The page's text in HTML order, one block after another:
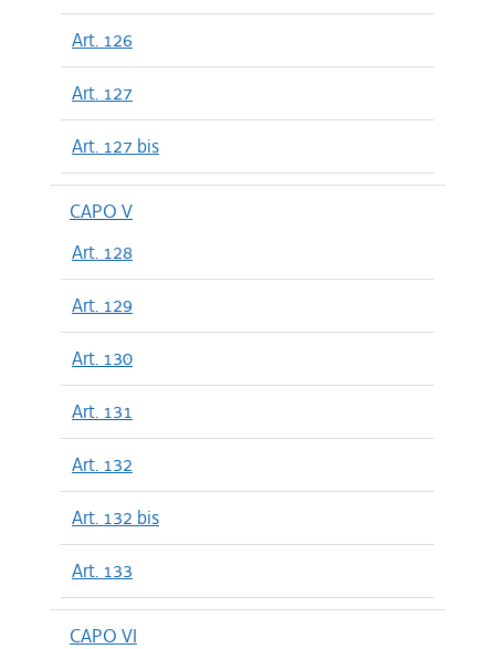
Art. 126
Art. 127
Art. 127 bis
CAPO V
Art. 128
Art. 129
Art. 130
Art. 131
Art. 132
Art. 132 bis
Art. 133
CAPO VI